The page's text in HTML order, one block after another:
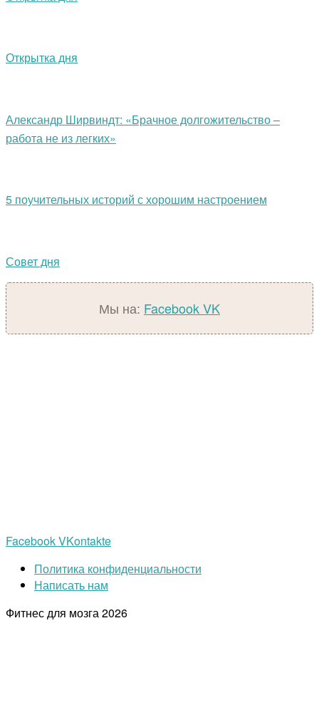
Открытка дня
Александр Ширвиндт: «Брачное долгожительство –
работа не из легких»
5 поучительных историй с хорошим настроением
Совет дня
Мы на: FacebookVK
FacebookVKontakte
Политика конфиденциальности
Написать нам
Фитнес для мозга2026